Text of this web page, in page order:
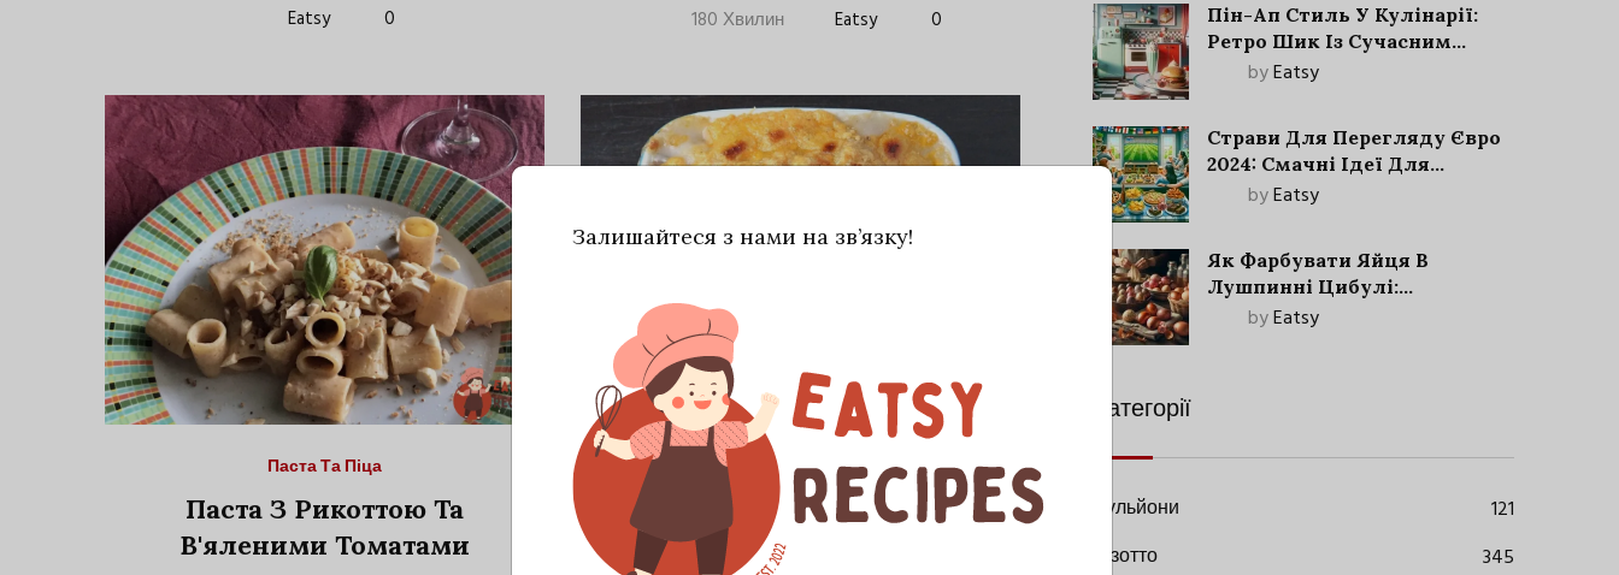
Eatsy
0 180 Хвилин Eatsy 0
Паста Та Піца
Паста З Рикоттою Та
В'яленими Томатами
Основні Страви
Запечена Тріска З
Морквою Під Сиром
Пін-Ап Стиль У Кулінарії:
Ретро Шик Із Сучасним
Акцентом
byEatsy
Страви Для Перегляду Євро
2024: Смачні Ідеї Для
Футбольного Свята
byEatsy
Як Фарбувати Яйця В
Лушпинні Цибулі:
Старовинний Метод З
byEatsy
Категорії
Бульйони
121
Різотто
345
Залишайтеся з нами на зв’язку!